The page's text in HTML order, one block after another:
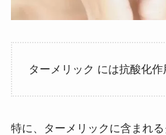
ターメリック には抗酸化作
特に、ターメリックに含まれ